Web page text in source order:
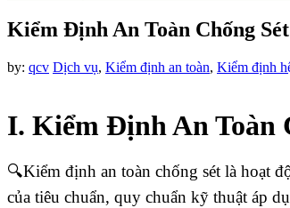
Kiểm Định An Toàn Chống
by: qcv Dịch vụ, Kiểm định an toàn, Kiểm định
I. Kiểm Định An Toàn
🔍Kiểm định an toàn chống sét là hoạt
của tiêu chuẩn, quy chuẩn kỹ thuật áp